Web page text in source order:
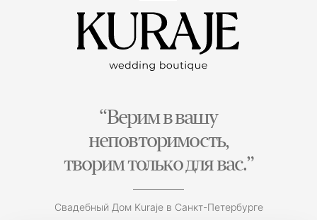
“Верим в вашу
неповторимость,
творим только для вас.”
Свадебный Дом Kuraje в Санкт-Петербурге